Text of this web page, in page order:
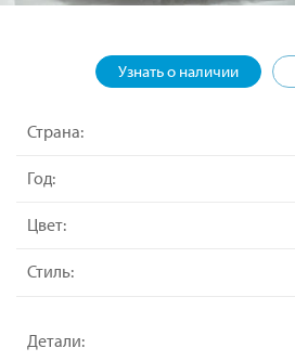
Узнать о наличии
Страна:
Год:
Цвет:
Стиль:
Детали: